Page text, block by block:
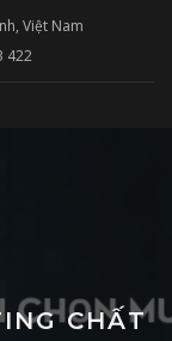
Việt Nam
422
CHẤT